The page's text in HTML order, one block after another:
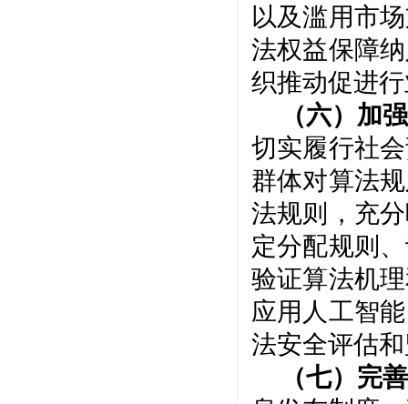
以及滥用市
法权益保障
织推动促进
（六）加
切实履行社
群体对算法
法规则，充
定分配规则
验证算法机
应用人工智
法安全评估
（七）完